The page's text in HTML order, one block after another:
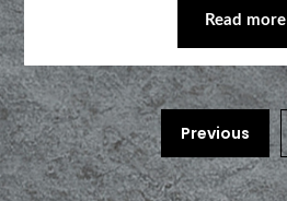
Read more
Previous